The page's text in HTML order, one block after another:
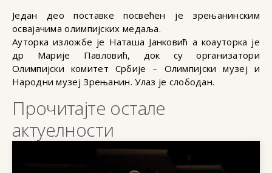
Један део поставке посвећен је зрењанинским
освајачима олимпијских медаља.
Ауторка изложбе је Наташа Јанковић а коауторка је
др Марије Павловић, док су организатори
Олимпијски комитет Србије – Олимпијски музеј и
Народни музеј Зрењанин. Улаз је слободан.
Прочитајте остале
актуелности